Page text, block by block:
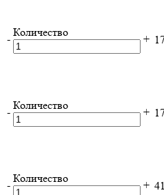
-
Количество
+
-
Количество
+
-
Количество
+